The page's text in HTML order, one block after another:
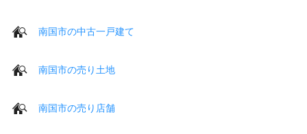
南国市の中古一戸建て
南国市の売り土地
南国市の売り店舗